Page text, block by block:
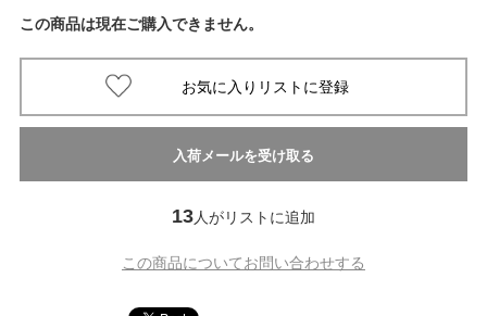
この商品は現在ご購入できません。
13人がリストに追加
この商品についてお問い合わせする